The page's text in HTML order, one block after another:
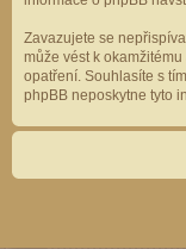
Zavazujete se
může vést k
opatření. Souhlasíte s
phpBB neposkytne tyto